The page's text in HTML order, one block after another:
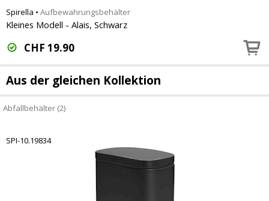
Spirella • Aufbewahrungsbehälter
Kleines Modell - Alais, Schwarz
CHF 19.90
Aus der gleichen Kollektion
Abfallbehälter (2)
SPI-10.19834